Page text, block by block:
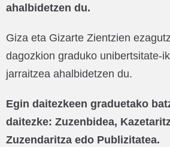
ahalbidetzen du.
Giza eta Gizarte Zientzien
dagozkion graduko unibertsitate-
jarraitzea ahalbidetzen du.
Egin daitezkeen graduetako
daitezke: Zuzenbidea,
Zuzendaritza edo Publizitatea.